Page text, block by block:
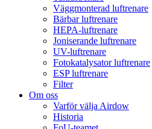
Väggmonterad luftrenare
Bärbar luftrenare
HEPA-luftrenare
Joniserande luftrenare
UV-luftrenare
Fotokatalysator luftrenare
ESP luftrenare
Filter
Om oss
Varför välja Airdow
Historia